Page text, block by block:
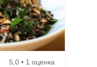
5,0 • 1 оценка